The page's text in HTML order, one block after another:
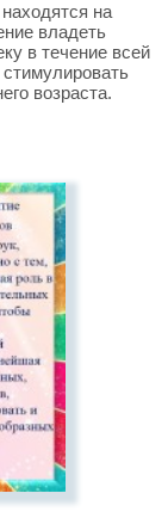
на
владеть
в течение всей
возраста.